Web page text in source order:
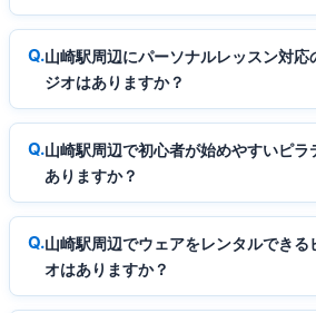
山崎駅周辺にパーソナルレッスン対応
ジオはありますか？
山崎駅周辺で初心者が始めやすいピラ
ありますか？
山崎駅周辺でウェアをレンタルできる
オはありますか？